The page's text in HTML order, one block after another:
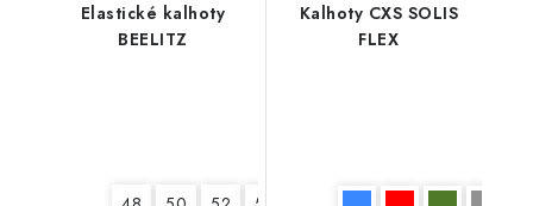
Elastické kalhoty
BEELITZ
Kalhoty CXS SOLIS
FLEX